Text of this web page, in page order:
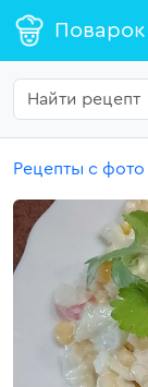
Поварок
Рецепты с фото